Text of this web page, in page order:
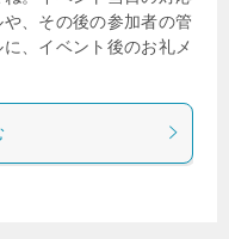
、その後の参加者の管
、イベント後のお礼メ